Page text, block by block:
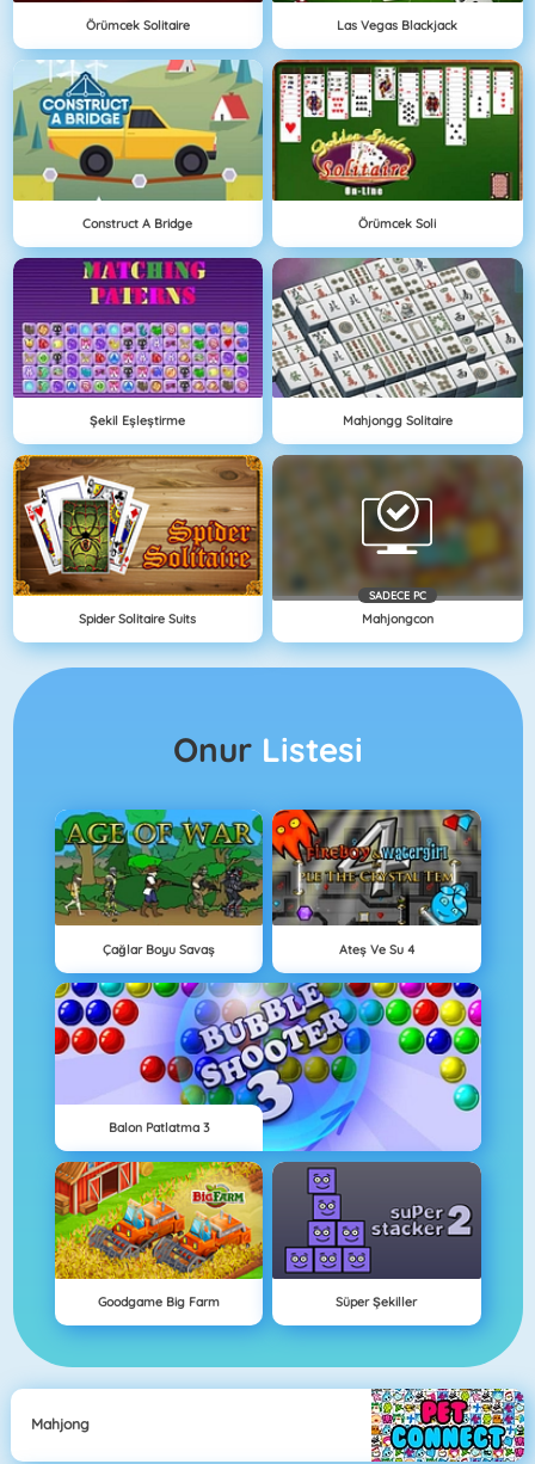
Örümcek Solitaire Las Vegas Blackjack
Construct A Bridge Örümcek Soli
Şekil Eşleştirme Mahjongg Solitaire
Spider Solitaire Suits
SADECE PC
Mahjongcon
Onur Listesi
Çağlar Boyu Savaş Ateş Ve Su 4
Balon Patlatma 3
Goodgame Big Farm Süper Şekiller
Mahjong